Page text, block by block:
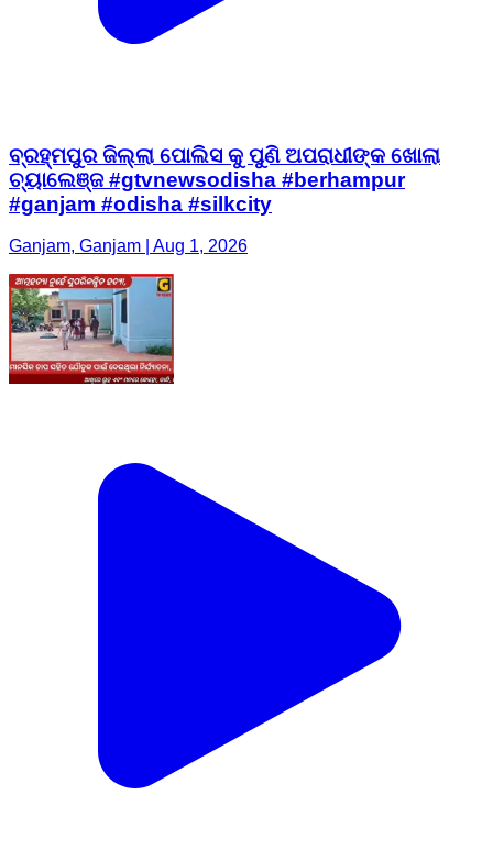
ବ୍ରହ୍ମପୁର ଜିଲ୍ଲା ପୋଲିସ କୁ ପୁଣି ଅପରାଧୀଙ୍କ ଖୋଲା
ଚ୍ୟାଲେଞ୍ଜ #gtvnewsodisha #berhampur
#ganjam #odisha #silkcity
Ganjam, Ganjam | Aug 1, 2026